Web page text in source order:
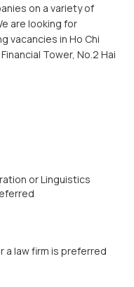
on a variety of
are looking for
vacancies in Ho Chi
Tower, No.2 Hai
or Linguistics
a law firm is preferred